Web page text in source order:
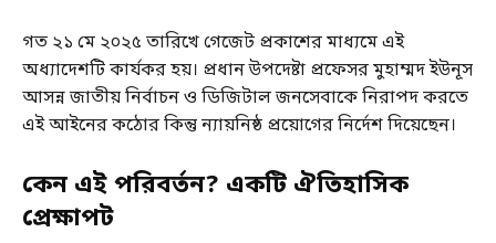
গত ২১ মে ২০২৫ তারিখে গেজেট প্রকাশের মাধ্যমে এই
অধ্যাদেশটি কার্যকর হয়। প্রধান উপদেষ্টা প্রফেসর মুহাম্মদ ইউনূস
আসন্ন জাতীয় নির্বাচন ও ডিজিটাল জনসেবাকে নিরাপদ করতে
এই আইনের কঠোর কিন্তু ন্যায়নিষ্ঠ প্রয়োগের নির্দেশ দিয়েছেন।
কেন এই পরিবর্তন? একটি ঐতিহাসিক
প্রেক্ষাপট